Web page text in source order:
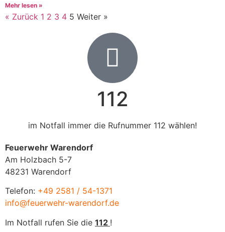
Mehr lesen »
« Zurück 1 2 3 4 5 Weiter »
112
im Notfall immer die Rufnummer 112 wählen!
Feuerwehr Warendorf
Am Holzbach 5-7
48231 Warendorf
Telefon: +49 2581 / 54-1371
info@feuerwehr-warendorf.de
Im Notfall rufen Sie die 112 !